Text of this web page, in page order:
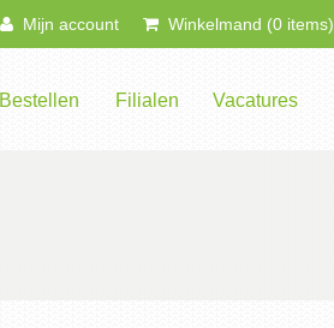
Mijn account Winkelmand (0 items)
Bestellen Filialen Vacatures